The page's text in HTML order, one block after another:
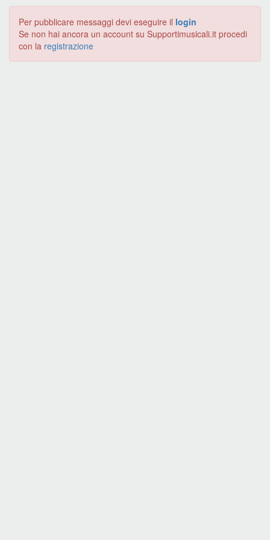
Per pubblicare messaggi devi eseguire il login
Se non hai ancora un account su Supportimusicali.it procedi
con la registrazione